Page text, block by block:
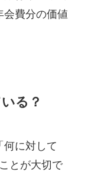
会費分の価値
る？
何に対して
とが大切で